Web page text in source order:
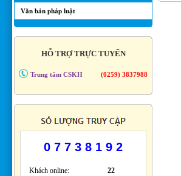
Văn bản pháp luật
HỖ TRỢ TRỰC TUYẾN
Trung tâm CSKH (0259) 3837988
0 7 7 3 8 1 9 2
Khách online: 22